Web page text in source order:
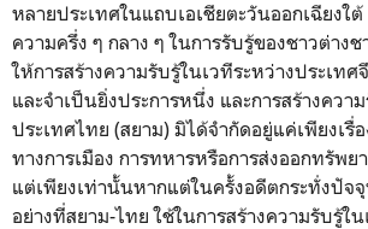
หลายประเทศในแถบเอเชียตะวันออกเฉียงใ
ความครึ่ง ๆ กลาง ๆ ในการรับรู้ของชาวต่าง
ให้การสร้างความรับรู้ในเวทีระหว่างประเทศ
และจำเป็นยิ่งประการหนึ่ง และการสร้างคว
ประเทศไทย (สยาม) มิได้จำกัดอยู่แค่เพียงเรื่
ทางการเมือง การทหารหรือการส่งออกทรัพย
แต่เพียงเท่านั้นหากแต่ในครั้งอดีตกระทั่งปัจ
อย่างที่สยาม-ไทย ใช้ในการสร้างความรับรู้ใ